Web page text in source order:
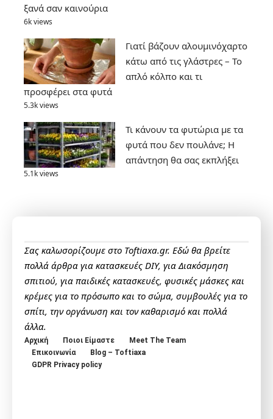
ξανά σαν καινούρια
6k views
Γιατί βάζουν αλουμινόχαρτο
κάτω από τις γλάστρες – Το
απλό κόλπο και τι
προσφέρει στα φυτά
5.3k views
Τι κάνουν τα φυτώρια με τα
φυτά που δεν πουλάνε; Η
απάντηση θα σας εκπλήξει
5.1k views
Σας καλωσορίζουμε στο Toftiaxa.gr. Εδώ θα βρείτε
πολλά άρθρα για κατασκευές DIY, για Διακόσμηση
σπιτιού, για παιδικές κατασκευές, φυσικές μάσκες και
κρέμες για το πρόσωπο και το σώμα, συμβουλές για το
σπίτι, την οργάνωση και τον καθαρισμό και πολλά
άλλα.
Αρχική Ποιοι Είμαστε
Meet The Team
Επικοινωνία
Blog – Toftiaxa
GDPR Privacy policy